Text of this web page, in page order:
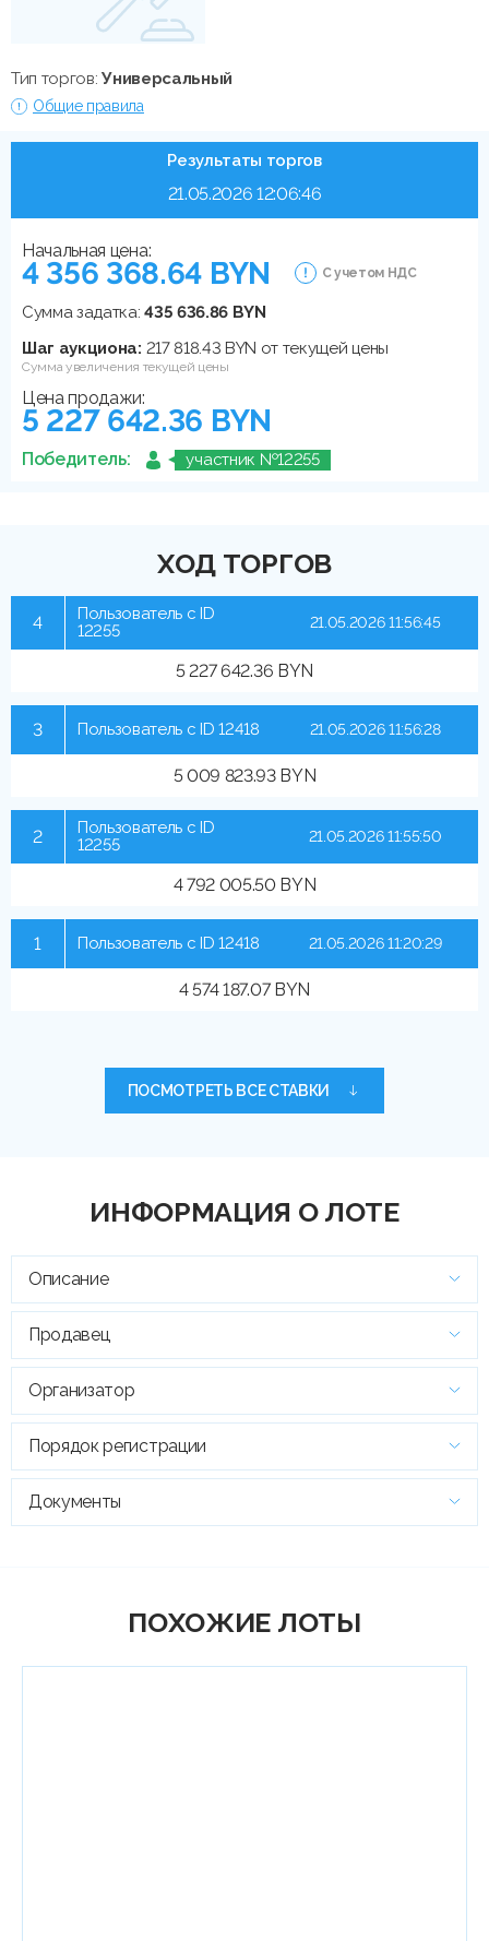
Тип торгов:Универсальный
Общие правила
Результаты торгов
21.05.2026 12:06:46
Начальная цена:
4 356 368.64 BYN С учетом НДС
Сумма задатка:435 636.86 BYN
Шаг аукциона: 217 818.43 BYN от текущей цены
Сумма увеличения текущей цены
Цена продажи:
5 227 642.36 BYN
Победитель: участник №12255
ХОД ТОРГОВ
4
Пользователь с ID
12255
5 227 642.36 BYN
21.05.2026 11:56:45
3 Пользователь с ID 12418
5 009 823.93 BYN
21.05.2026 11:56:28
2
Пользователь с ID
12255
4 792 005.50 BYN
21.05.2026 11:55:50
1 Пользователь с ID 12418
4 574 187.07 BYN
21.05.2026 11:20:29
ПОСМОТРЕТЬ ВСЕ СТАВКИ
ИНФОРМАЦИЯ О ЛОТЕ
Описание
Продавец
Организатор
Порядок регистрации
Документы
ПОХОЖИЕ ЛОТЫ